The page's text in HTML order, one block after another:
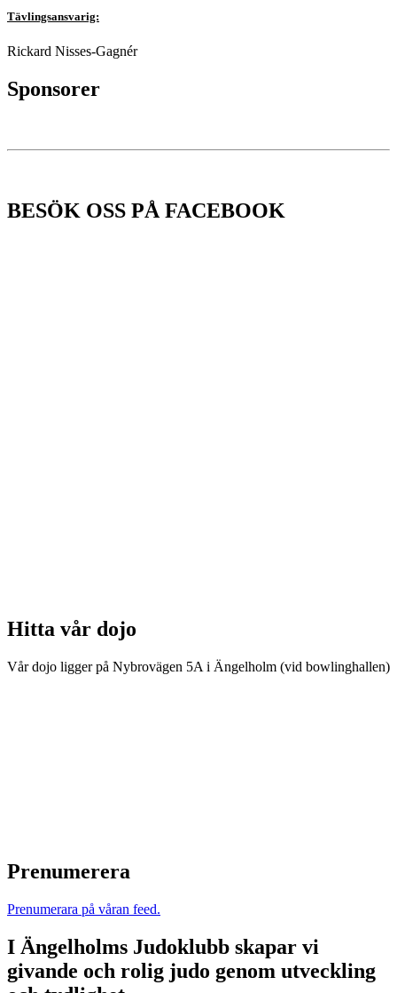
Tävlingsansvarig:
Rickard Nisses-Gagnér
Sponsorer
BESÖK OSS PÅ FACEBOOK
Hitta vår dojo
Vår dojo ligger på Nybrovägen 5A i Ängelholm (vid bowlinghallen)
Prenumerera
Prenumerara på våran feed.
I Ängelholms Judoklubb skapar vi
givande och rolig judo genom utveckling